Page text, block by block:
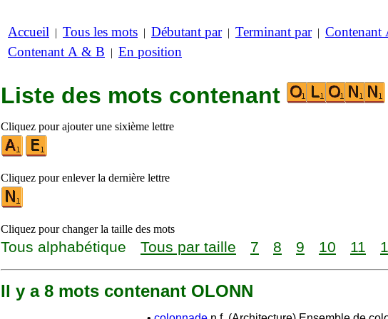
Accueil | Tous les mots | Débutant par| Terminant par| Contenant
Contenant A & B | En position
Liste des mots contenant
Cliquez pour ajouter une sixième lettre
Cliquez pour enlever la dernière lettre
Cliquez pour changer la taille des mots
Tous alphabétique Tous par taille 7 8 9 10 11
Il y a 8 mots contenant OLONN